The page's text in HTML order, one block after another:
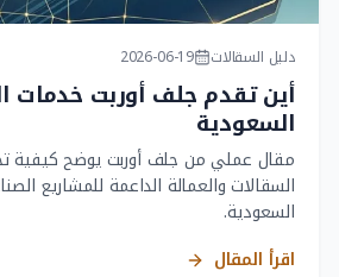
دليل السقالات 2026-06-19
أين تقدم جلف أوربت خدمات
السعودية
مقال عملي من جلف أوربت يوضح كيفية
السقالات والعمالة الداعمة للمشاريع
السعودية.
اقرأ المقال